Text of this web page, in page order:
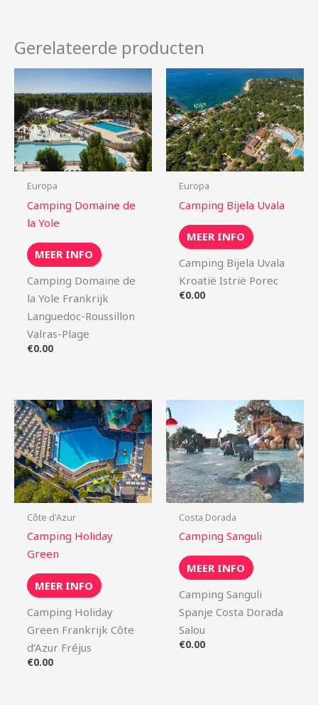
Gerelateerde producten
Europa
Camping Domaine de
la Yole
MEER INFO
Camping Domaine de
la Yole Frankrijk
Languedoc-Roussillon
Valras-Plage
€0.00
Europa
Camping Bijela Uvala
MEER INFO
Camping Bijela Uvala
Kroatië Istrië Porec
€0.00
Côte d'Azur
Camping Holiday
Green
MEER INFO
Camping Holiday
Green Frankrijk Côte
d’Azur Fréjus
€0.00
Costa Dorada
Camping Sanguli
MEER INFO
Camping Sanguli
Spanje Costa Dorada
Salou
€0.00